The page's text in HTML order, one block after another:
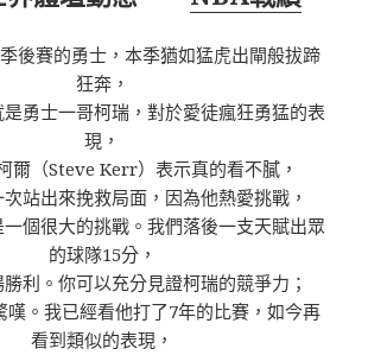
後賽的勇士，本季猶如猛虎出閘般拔蹄
狂奔，
勇士一哥柯瑞，對於愛徒瘋狂勇猛的表
現，
爾（Steve Kerr）表示真的看不膩，
次站出來挽救局面，因為他熱愛挑戰，
個很大的挑戰。我們落後一支天賦出眾
的球隊15分，
利。你可以充分見證柯瑞的競爭力；
嘆。我已經看他打了7年的比賽，如今再
看到類似的表現，